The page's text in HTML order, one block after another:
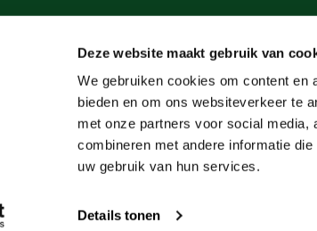
Deze website maakt gebruik van
We gebruiken cookies om content en
bieden en om ons websiteverkeer te
met onze partners voor social media,
combineren met andere informatie
uw gebruik van hun services.
Details tonen